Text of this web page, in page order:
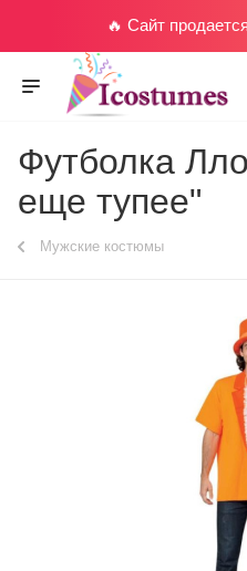
🔥 Сайт продается
Футболка
еще тупее"
Мужские костюмы